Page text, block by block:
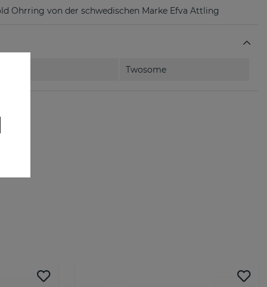
Ohrring von der schwedischen Marke Efva Attling
Twosome